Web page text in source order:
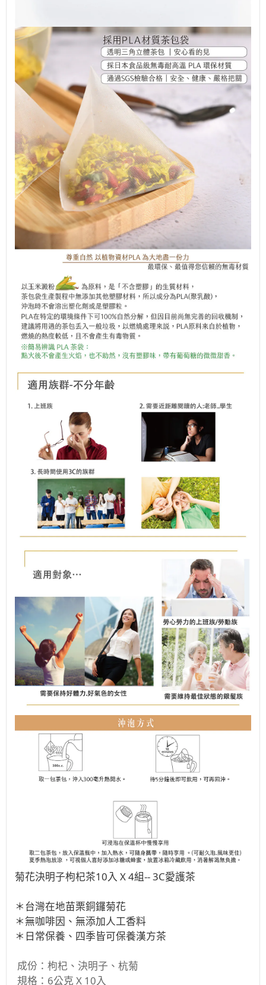
菊花決明子枸杞茶10入 X 4組-- 3C愛護茶
＊台灣在地苗栗銅鑼菊花
＊無咖啡因、無添加人工香料
＊日常保養、四季皆可保養漢方茶
成份： 枸杞、決明子、杭菊
規格：6公克 X 10入